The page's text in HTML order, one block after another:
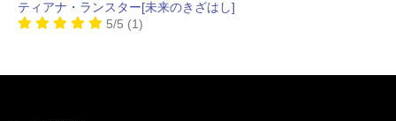
ティアナ・ランスター[未来のきざはし]
5/5 (1)